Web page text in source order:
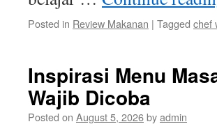
Posted in Review Makanan | Tagged chef
Inspirasi Menu
Wajib Dicoba
Posted on August 5, 2026byadmin